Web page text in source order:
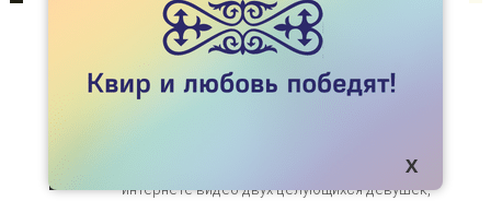
ЛЕСБИЯНКИ ВЫИГРАЛИ ПРОЦЕСС В
ВЕРХОВНОМ СУДЕ КАЗАХСТАНА
28
фамилия Мамедов), распространивший в
интернете видео двух целующихся девушек,